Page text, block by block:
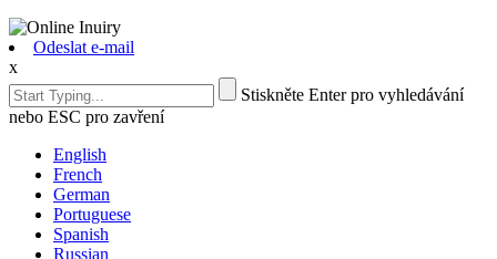
Odeslat e-mail
x
Stiskněte Enter pro vyhledávání
nebo ESC pro zavření
English
French
German
Portuguese
Spanish
Russian